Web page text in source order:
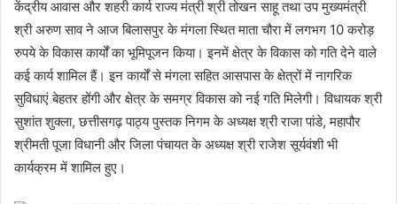
केंद्रीय आवास और शहरी कार्य राज्य मंत्री श्री तोखन साहू तथा उप मुख्यमंत्री
श्री अरुण साव ने आज बिलासपुर के मंगला स्थित माता चौरा में लगभग 10 करोड़
रुपये के विकास कार्यों का भूमिपूजन किया। इनमें क्षेत्र के विकास को गति देने वाले
कई कार्य शामिल हैं। इन कार्यों से मंगला सहित आसपास के क्षेत्रों में नागरिक
सुविधाएं बेहतर होंगी और क्षेत्र के समग्र विकास को नई गति मिलेगी। विधायक श्री
सुशांत शुक्ला, छत्तीसगढ़ पाठ्य पुस्तक निगम के अध्यक्ष श्री राजा पांडे, महापौर
श्रीमती पूजा विधानी और जिला पंचायत के अध्यक्ष श्री राजेश सूर्यवंशी भी
कार्यक्रम में शामिल हुए।